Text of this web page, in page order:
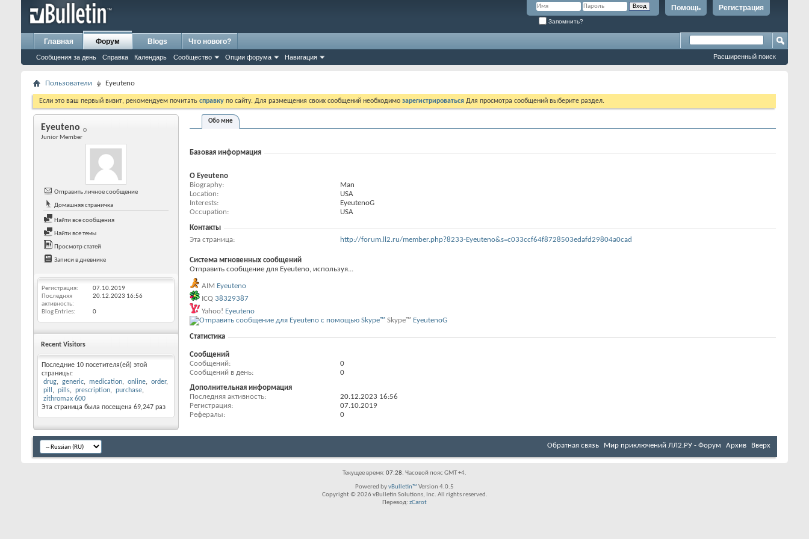
Регистрация
Помощь
Запомнить?
Главная Форум
Сообщения за день Справка Календарь Сообщество Опции форума Навигация
Blogs Что нового?
Расширенный поиск
Пользователи Eyeuteno
Если это ваш первый визит, рекомендуем почитать справку по сайту. Для размещения своих сообщений необходимо зарегистрироваться Для просмотра сообщений выберите раздел.
Eyeuteno
Junior Member
Отправить личное сообщение
Домашняя страничка
Найти все сообщения
Найти все темы
Просмотр статей
Записи в дневнике
Регистрация
07.10.2019
Последняя
активность
20.12.2023 16:56
Blog Entries 0
Recent Visitors
Последние 10 посетителя(ей) этой
страницы:
drug
generic medication online
order
pill
pills prescription
purchase
zithromax 600
Эта страница была посещена 69,247 раз
Обо мне
Базовая информация
О Eyeuteno
Biography
Man
Location
USA
Interests
EyeutenoG
Occupation
USA
Контакты
Эта страница
http://forum.ll2.ru/member.php?8233-Eyeuteno&s=c033ccf64f8728503edafd29804a0cad
Система мгновенных сообщений
Отправить сообщение для Eyeuteno, используя...
AIM Eyeuteno
ICQ 38329387
Yahoo! Eyeuteno
Skype™ EyeutenoG
Статистика
Сообщений
Сообщений
0
Сообщений в день
0
Дополнительная информация
Последняя активность
20.12.2023 16:56
Регистрация
07.10.2019
Рефералы
0
Обратная связь Мир приключений ЛЛ2.РУ - Форум Архив Вверх
Текущее время: 07:28. Часовой пояс GMT +4.
Powered byvBulletin™ Version 4.0.5
Copyright © 2026 vBulletin Solutions, Inc. All rights reserved.
Перевод: zCarot